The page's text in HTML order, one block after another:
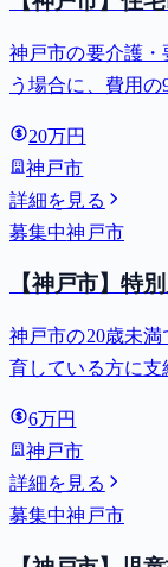
神戸市の要介護
う場合に、費用の
20万円
神戸市
詳細を見る
募集中神戸市
【神戸市】特
神戸市の20歳未
育している方に支
6万円
神戸市
詳細を見る
募集中神戸市